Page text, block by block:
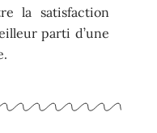
la satisfaction
parti d’une